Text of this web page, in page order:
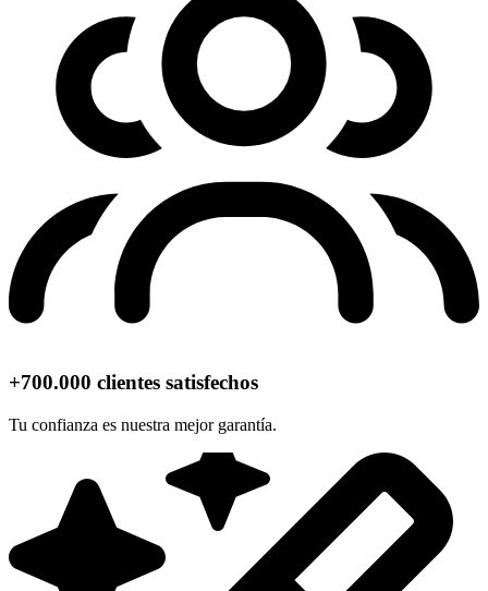
+700.000 clientes satisfechos
Tu confianza es nuestra mejor garantía.